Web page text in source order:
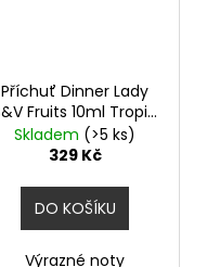
Příchuť Dinner Lady
Fruits 10ml Tropic
Thunder
Skladem (>5 ks)
329 Kč
DO KOŠÍKU
Výrazné noty